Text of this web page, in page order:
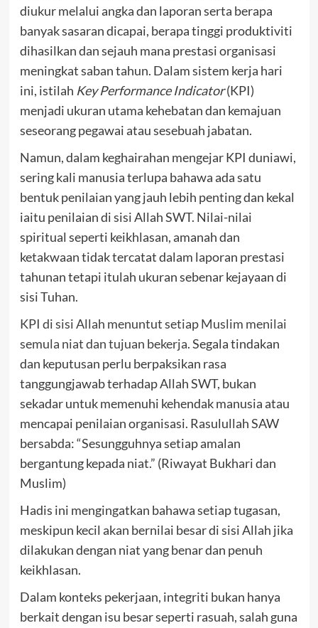
diukur melalui angka dan laporan serta berapa
banyak sasaran dicapai, berapa tinggi produktiviti
dihasilkan dan sejauh mana prestasi organisasi
meningkat saban tahun. Dalam sistem kerja hari
ini, istilah Key Performance Indicator(KPI)
menjadi ukuran utama kehebatan dan kemajuan
seseorang pegawai atau sesebuah jabatan.
Namun, dalam keghairahan mengejar KPI duniawi,
sering kali manusia terlupa bahawa ada satu
bentuk penilaian yang jauh lebih penting dan kekal
iaitu penilaian di sisi Allah SWT. Nilai-nilai
spiritual seperti keikhlasan, amanah dan
ketakwaan tidak tercatat dalam laporan prestasi
tahunan tetapi itulah ukuran sebenar kejayaan di
sisi Tuhan.
KPI di sisi Allah menuntut setiap Muslim menilai
semula niat dan tujuan bekerja. Segala tindakan
dan keputusan perlu berpaksikan rasa
tanggungjawab terhadap Allah SWT, bukan
sekadar untuk memenuhi kehendak manusia atau
mencapai penilaian organisasi. Rasulullah SAW
bersabda: “Sesungguhnya setiap amalan
bergantung kepada niat.” (Riwayat Bukhari dan
Muslim)
Hadis ini mengingatkan bahawa setiap tugasan,
meskipun kecil akan bernilai besar di sisi Allah jika
dilakukan dengan niat yang benar dan penuh
keikhlasan.
Dalam konteks pekerjaan, integriti bukan hanya
berkait dengan isu besar seperti rasuah, salah guna